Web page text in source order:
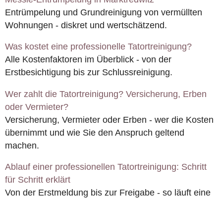
Entrümpelung und Grundreinigung von vermüllten
Wohnungen - diskret und wertschätzend.
Was kostet eine professionelle Tatortreinigung?
Alle Kostenfaktoren im Überblick - von der
Erstbesichtigung bis zur Schlussreinigung.
Wer zahlt die Tatortreinigung? Versicherung, Erben
oder Vermieter?
Versicherung, Vermieter oder Erben - wer die Kosten
übernimmt und wie Sie den Anspruch geltend
machen.
Ablauf einer professionellen Tatortreinigung: Schritt
für Schritt erklärt
Von der Erstmeldung bis zur Freigabe - so läuft eine